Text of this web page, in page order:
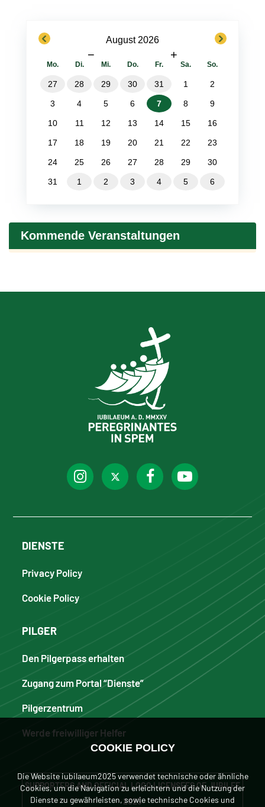
previous August 2026
− +
next
Mo. Di. Mi. Do. Fr. Sa. So.
27 28 29 30 31 1 2
3 4 5 6 7 8 9
10 11 12 13 14 15 16
17 18 19 20 21 22 23
24 25 26 27 28 29 30
31 1 2 3 4 5 6
Kommende Veranstaltungen
DIENSTE
Privacy Policy
Cookie Policy
PILGER
Den Pilgerpass erhalten
Zugang zum Portal “Dienste”
Pilgerzentrum
Werde freiwilliger Helfer
SUPPORTERS AND OFFICIAL LOGO LICENSEES OF JUBILEE
2025
COOKIE POLICY
Die Website iubilaeum2025 verwendet technische oder ähnliche
Cookies, um die Navigation zu erleichtern und die Nutzung der
Dienste zu gewährleisten, sowie technische Cookies und